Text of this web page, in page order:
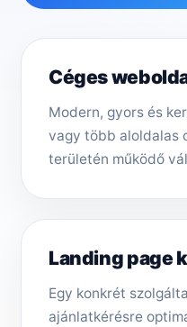
Céges
Modern, gyors és
vagy több aloldalas
területén működő
Landing page
Egy konkrét
ajánlatkérésre